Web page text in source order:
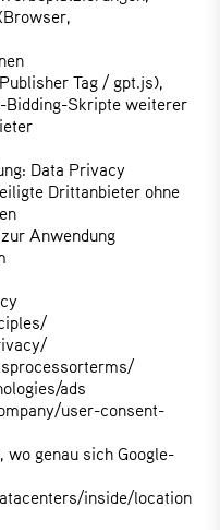
Tag / gpt.js),
Bidding-Skripte weiterer
Data Privacy
Drittanbieter ohne
Anwendung
ads
user-consent-
genau sich Google-
inside/location